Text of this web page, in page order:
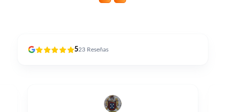
523 Reseñas